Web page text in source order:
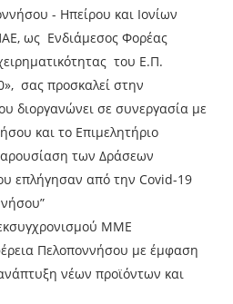
- Ηπείρου και Ιονίων
ως Ενδιάμεσος Φορέας
του Ε.Π.
σας προσκαλεί στην
διοργανώνει σε συνεργασία με
και το Επιμελητήριο
των Δράσεων
επλήγησαν από την Covid-19
ΜΜΕ
Πελοποννήσου με έμφαση
νέων προϊόντων και